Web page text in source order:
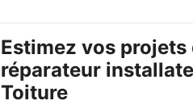
Estimez vos projets
réparateur
Toiture